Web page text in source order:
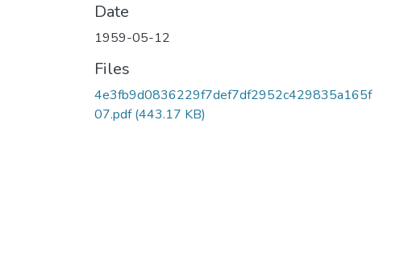
Date
1959-05-12
Files
4e3fb9d0836229f7def7df2952c429835a165f
07.pdf(443.17 KB)